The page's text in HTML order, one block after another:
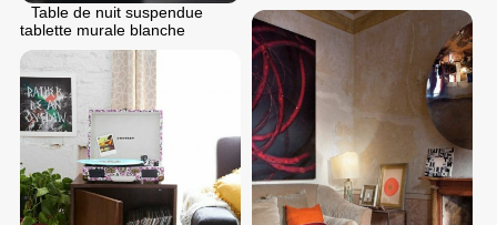
Table de nuit suspendue
tablette murale blanche